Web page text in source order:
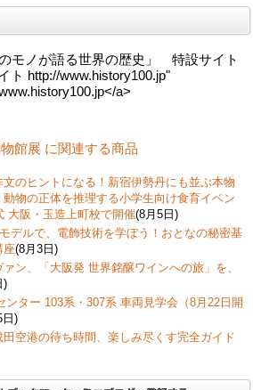
モノが語る世界の歴史」 特設サイト
ト http://www.history100.jp"
a>
館展 に関連する商品
のヒントになる！新宿伊勢丹にも並ぶ本物
物の正体を推理する小学生向け食育イベン
大阪・玉造上町校で開催(8月5日)
デルで、電飾技術を学ぼう！おとなの秘密基
座(8月3日)
ン、「大阪発 世界銘醸ワインへの旅」を、
)
ンター 103系・307系 車両見学会（8月22日開
日)
田空港の待ち時間、楽しみ尽くす完全ガイド